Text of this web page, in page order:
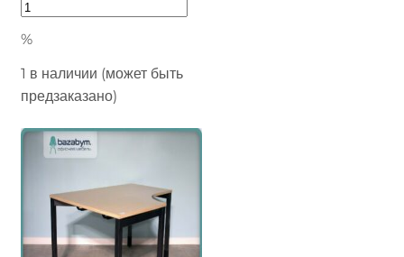
%
1 в наличии (может быть
предзаказано)